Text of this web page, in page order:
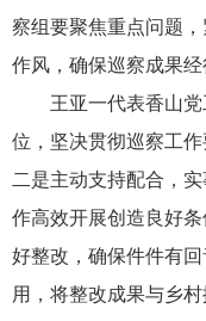
察组要聚焦重点问题
作风，确保巡察成果经
王亚一代表香山
位，坚决贯彻巡察工
二是主动支持配合，
作高效开展创造良好
好整改，确保件件有
用，将整改成果与乡